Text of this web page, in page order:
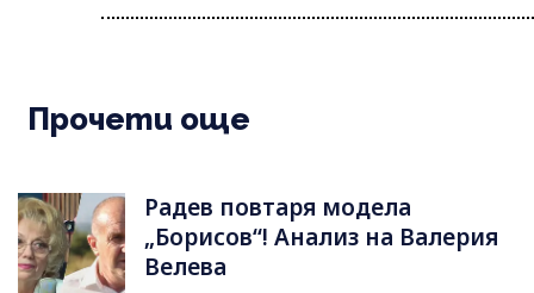
Прочети още
Радев повтаря модела
„Борисов“! Анализ на Валерия
Велева